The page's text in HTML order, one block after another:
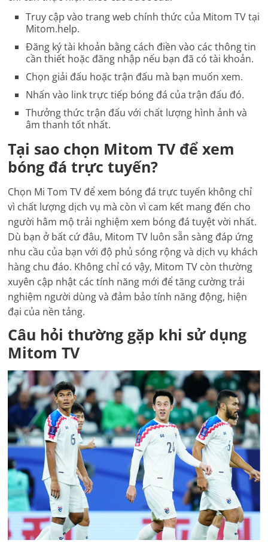
Truy cập vào trang web chính thức của Mitom TV tại
Mitom.help.
Đăng ký tài khoản bằng cách điền vào các thông tin
cần thiết hoặc đăng nhập nếu bạn đã có tài khoản.
Chọn giải đấu hoặc trận đấu mà bạn muốn xem.
Nhấn vào link trực tiếp bóng đá của trận đấu đó.
Thưởng thức trận đấu với chất lượng hình ảnh và
âm thanh tốt nhất.
Tại sao chọn Mitom TV để xem
bóng đá trực tuyến?
Chọn Mi Tom TV để xem bóng đá trực tuyến không chỉ
vì chất lượng dịch vụ mà còn vì cam kết mang đến cho
người hâm mộ trải nghiệm xem bóng đá tuyệt vời nhất.
Dù bạn ở bất cứ đâu, Mitom TV luôn sẵn sàng đáp ứng
nhu cầu của bạn với độ phủ sóng rộng và dịch vụ khách
hàng chu đáo. Không chỉ có vậy, Mitom TV còn thường
xuyên cập nhật các tính năng mới để tăng cường trải
nghiệm người dùng và đảm bảo tính năng động, hiện
đại của nền tảng.
Câu hỏi thường gặp khi sử dụng
Mitom TV